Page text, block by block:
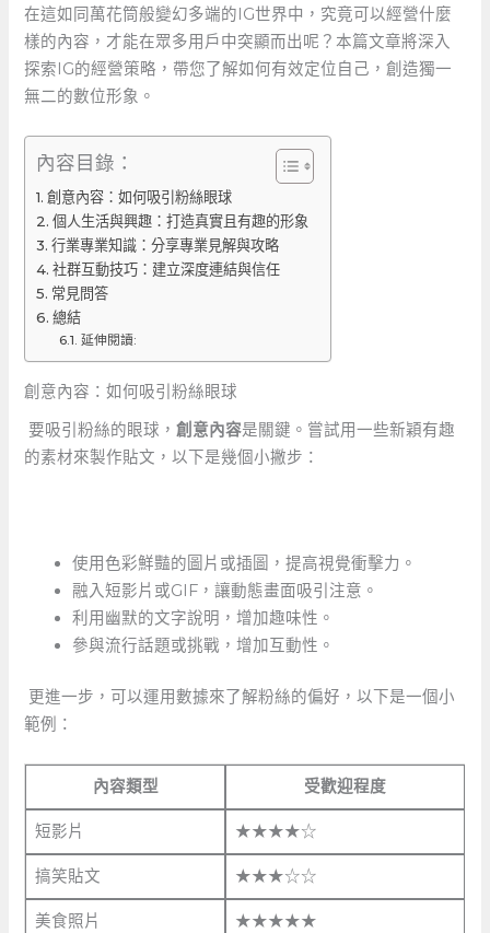
在這如同萬花筒般變幻多端的IG世界中，究竟可以經營什麼
樣的內容，才能在眾多用戶中突顯而出呢？本篇文章將深入
探索IG的經營策略，帶您了解如何有效定位自己，創造獨一
無二的數位形象。
內容目錄：
創意內容：如何吸引粉絲眼球
個人生活與興趣：打造真實且有趣的形象
行業專業知識：分享專業見解與攻略
社群互動技巧：建立深度連結與信任
常見問答
總結
延伸閱讀:
創意內容：如何吸引粉絲眼球
‌ 要吸引粉絲的眼球，創意內容是關鍵。嘗試用一些新穎有趣
的素材來製作貼文，以下是幾個小撇步：
使用色彩鮮豔的圖片或插圖，提高視覺衝擊力。
融入短影片或GIF，讓動態畫面吸引注意。
利用幽默的文字說明，增加趣味性。
參與流行話題或挑戰，增加互動性。
⁣ 更進一步，可以運用數據來了解粉絲的偏好，以下是一個小
範例：
內容類型 受歡迎程度
短影片 ★★★★☆
搞笑貼文 ★★★☆☆
美食照片 ★★★★★